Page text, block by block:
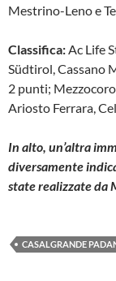
Mestrino-Leno e
Classifica:Ac Life
Südtirol, Cassano
2 punti;
Ariosto Ferrara,
In alto, un’altra
diversamente
state realizzate da
CASALGRANDE